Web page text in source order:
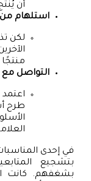
أن
استلهام من
لكن
التواصل مع
طرح
في إحدى
بتشجيع
بشغفهم. كانت